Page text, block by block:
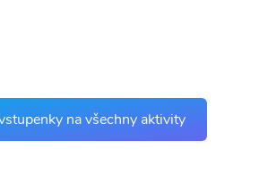
na všechny aktivity